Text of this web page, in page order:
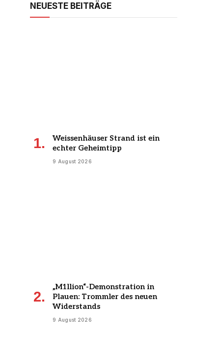
NEUESTE BEITRÄGE
Weissenhäuser Strand ist ein
echter Geheimtipp
9 August 2026
„M1llion“-Demonstration in
Plauen: Trommler des neuen
Widerstands
9 August 2026